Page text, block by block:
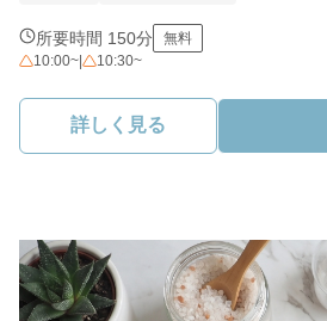
所要時間 150分
無料
10:00~
10:30~
詳しく見る